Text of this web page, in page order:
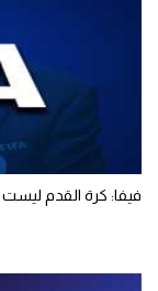
فيفا: كرة القدم ليست